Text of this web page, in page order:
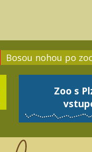
Bosou nohou po
Zoo s